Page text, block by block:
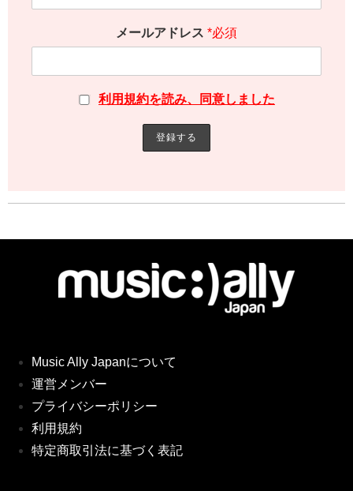
メールアドレス *必須
利用規約を読み、同意しました
Music Ally Japanについて
運営メンバー
プライバシーポリシー
利用規約
特定商取引法に基づく表記